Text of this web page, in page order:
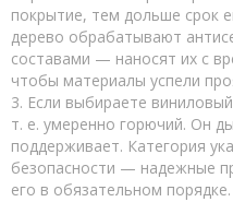
покрытие, тем дольше срок
дерево обрабатывают
составами — наносят их с
чтобы материалы успели
3. Если выбираете
т. е. умеренно горючий. Он
поддерживает. Категория
безопасности — надежные
его в обязательном порядке.